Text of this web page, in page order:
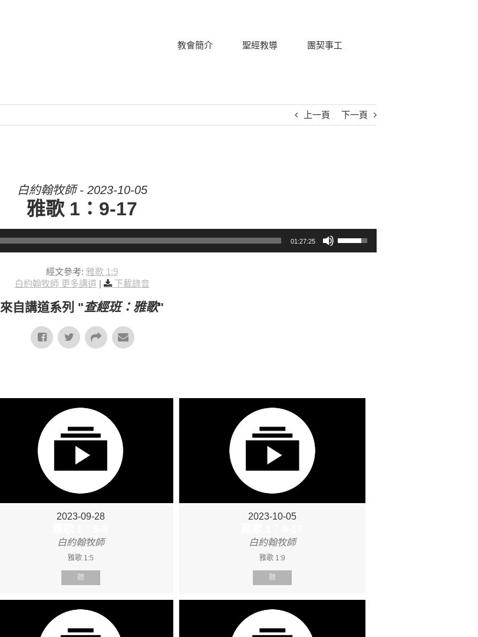
教會簡介 聖經教導 團契事工
上一頁 下一頁
白約翰牧師 - 2023-10-05
雅歌 1：9-17
01:27:25
使用向上/向下鍵以提高或降低音量。
經文參考: 雅歌 1:9
白約翰牧師 更多講道 | 下載錄音
來自講道系列 "查經班：雅歌"
2023-09-28
白約翰牧師
雅歌 1:5
聽
2023-10-05
白約翰牧師
雅歌 1:9
聽